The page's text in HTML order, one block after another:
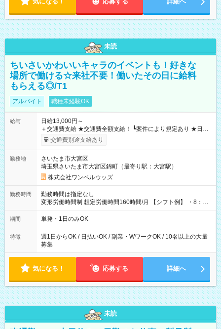
未読
ちいさいかわいいキャラのイベントも！好きな
場所で働ける☆来社不要！働いたその日に給料
もらえる◎/T1
アルバイト 職種未経験OK
給与
日給13,000円～
＋交通費支給 ★交通費全額支給！ ┗案件により規定あり ★日払
いOK！（規定あり） ┗働いたその日に現金GET♪ お仕事後はコ
ンビニATMから 日払い分を引き落とせます！ 【試用期間】試
交通費別途支給あり
勤務地
さいたま市大宮区
埼玉県さいたま市大宮区錦町（最寄り駅：大宮駅）
株式会社ワンベルウッズ
勤務時間
勤務時間は指定なし
変形労働時間制 想定労働時間160時間/月 【シフト例】 ・8：00
～21：00
期間 単発・1日のみOK
特徴
週1日からOK / 日払いOK / 副業・WワークOK / 10名以上の大量
募集
気になる！ 応募する 詳細へ
未読